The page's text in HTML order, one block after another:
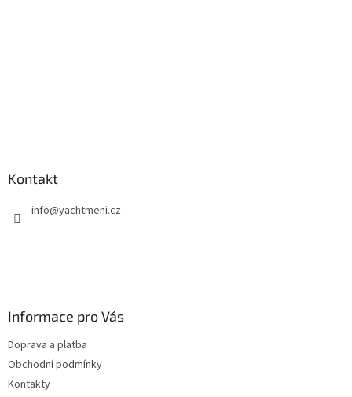
Kontakt
info@yachtmeni.cz
Informace pro Vás
Doprava a platba
Obchodní podmínky
Kontakty